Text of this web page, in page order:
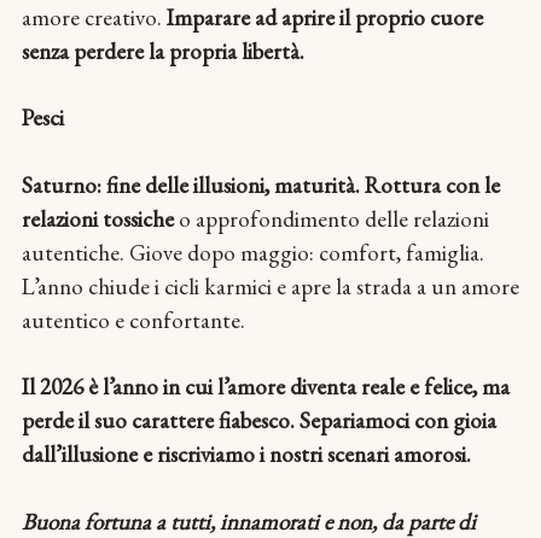
amore creativo. Imparare ad aprire il proprio cuore
senza perdere la propria libertà.
Pesci
Saturno: fine delle illusioni, maturità. Rottura con le
relazioni tossicheo approfondimento delle relazioni
autentiche. Giove dopo maggio: comfort, famiglia.
L’anno chiude i cicli karmici e apre la strada a un amore
autentico e confortante.
Il 2026 è l’anno in cui l’amore diventa reale e felice, ma
perde il suo carattere fiabesco. Separiamoci con gioia
dall’illusione e riscriviamo i nostri scenari amorosi.
Buona fortuna a tutti, innamorati e non, da parte di